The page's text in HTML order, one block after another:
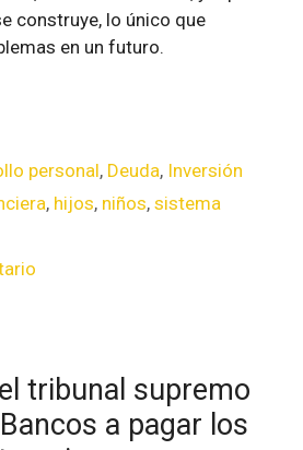
construye, lo único que
en un futuro.
personal, Deuda, Inversión
, hijos, niños,sistema
tribunal supremo
a pagar los